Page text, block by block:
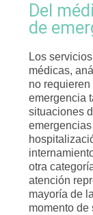
Del
de
Los
médicas,
no
emergencia
situaciones
otra
atención
mayoría de
momento de